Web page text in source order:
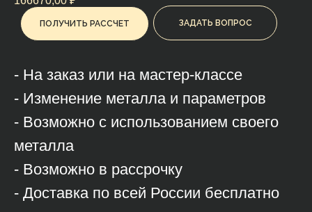
ПОЛУЧИТЬ РАССЧЕТ ЗАДАТЬ ВОПРОС
- На заказ или на мастер-классе
- Изменение металла и параметров
- Возможно с использованием своего
металла
- Возможно в рассрочку
- Доставка по всей России бесплатно